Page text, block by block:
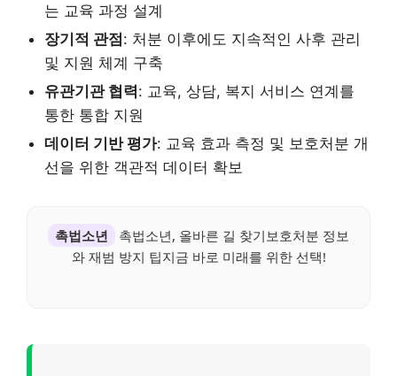
는 교육 과정 설계
장기적 관점 : 처분 이후에도 지속적인 사후 관리
및 지원 체계 구축
유관기관 협력: 교육, 상담, 복지 서비스 연계를
통한 통합 지원
데이터 기반 평가: 교육 효과 측정 및 보호처분 개
선을 위한 객관적 데이터 확보
촉법소년
촉법소년, 올바른 길 찾기보호처분 정보
와 재범 방지 팁지금 바로 미래를 위한 선택!